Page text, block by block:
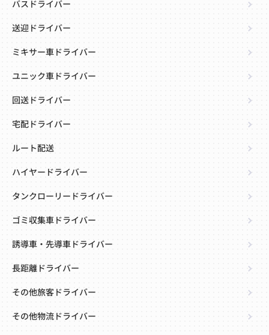
バスドライバー
送迎ドライバー
ミキサー車ドライバー
ユニック車ドライバー
回送ドライバー
宅配ドライバー
ルート配送
ハイヤードライバー
タンクローリードライバー
ゴミ収集車ドライバー
誘導車・先導車ドライバー
長距離ドライバー
その他旅客ドライバー
その他物流ドライバー